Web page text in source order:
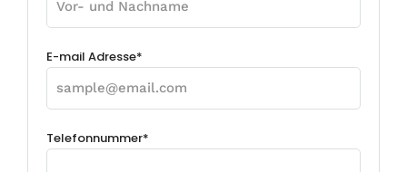
E-mail Adresse*
Telefonnummer*